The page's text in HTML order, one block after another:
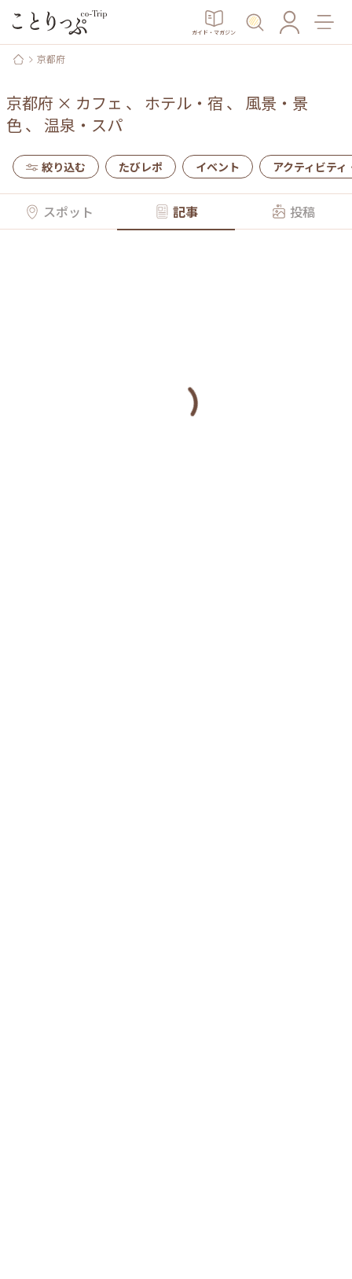
ガイド・マガジン
京都府
京都府 × カフェ 、 ホテル・宿 、 風景・景
色、 温泉・スパ
絞り込む たびレポ イベント アクティビティ
スポット 記事 投稿